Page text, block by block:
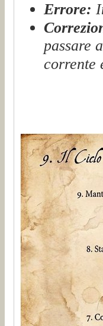
Errore:
passare
corrente